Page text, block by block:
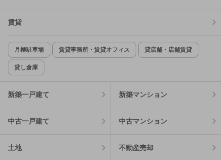
賃貸
月極駐車場 賃貸事務所・賃貸オフィス 貸店舗・店舗賃貸
貸し倉庫
新築一戸建て 新築マンション
中古一戸建て 中古マンション
土地 不動産売却